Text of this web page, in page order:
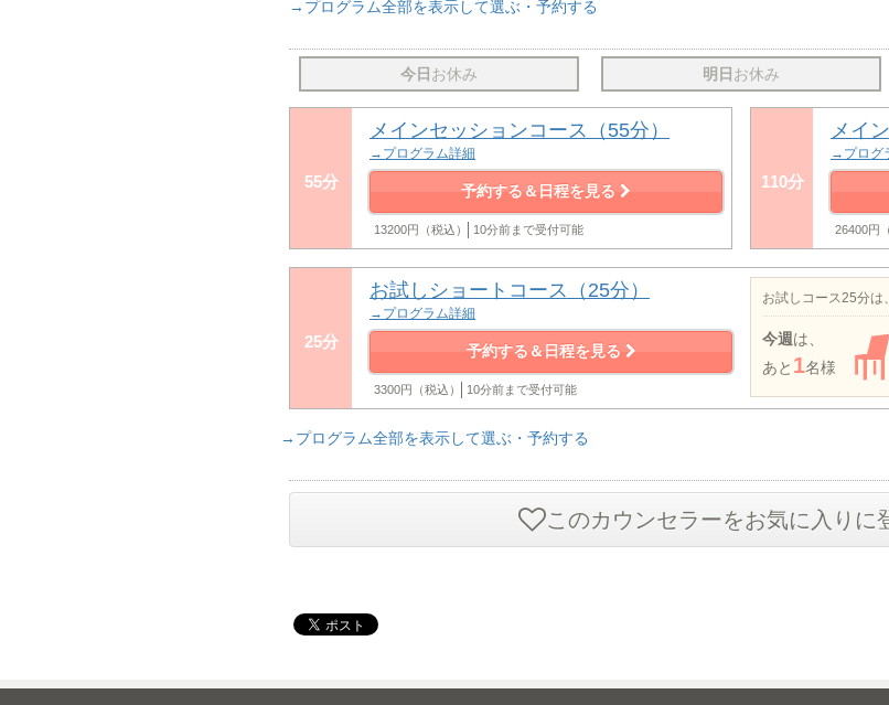
→プログラム全部を表示して選ぶ・予約する
今日 お休み 明日 お休み
55分
メインセッションコース（55分）
→プログラム詳細
予約する＆日程を見る
13200円（税込） 10分前まで受付可能
110分
メイ
→プログ
26400円
25分
お試しショートコース（25分）
→プログラム詳細
予約する＆日程を見る
3300円（税込） 10分前まで受付可能
お試しコース25分は
今週 は、
あと 1名様
→プログラム全部を表示して選ぶ・予約する
このカウンセラーをお気に入りに